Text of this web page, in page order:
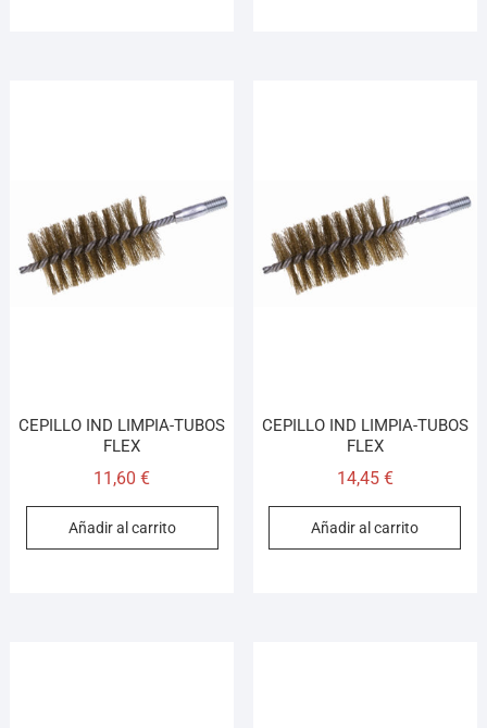
CEPILLO IND LIMPIA-TUBOS
FLEX
11,60€
Añadir al carrito
CEPILLO IND LIMPIA-TUBOS
FLEX
14,45 €
Añadir al carrito